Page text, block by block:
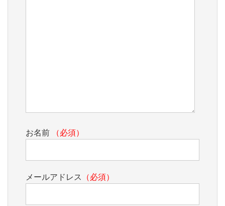
お名前 （必須）
メールアドレス （必須）